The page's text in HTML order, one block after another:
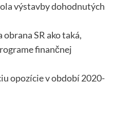
výstavby dohodnutých
SR ako taká,
finančnej
opozície v období 2020-